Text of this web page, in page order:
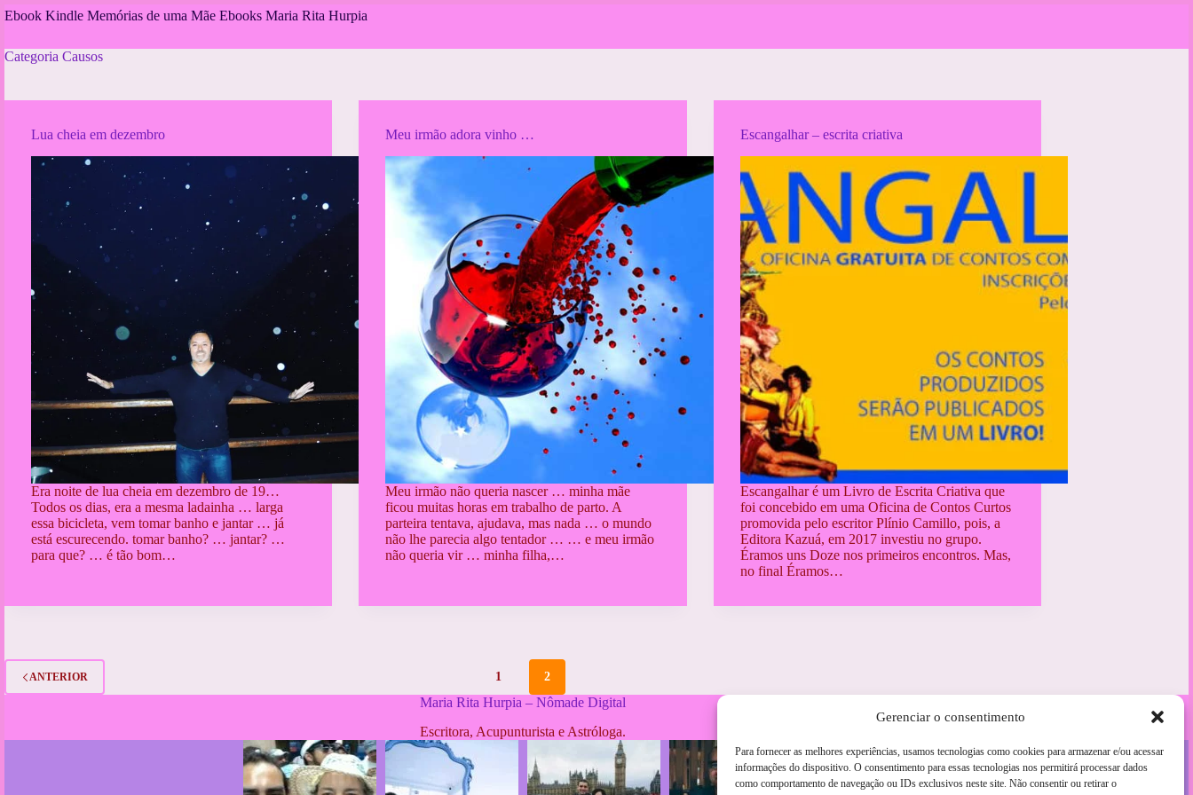
Gerenciar o consentimento
Para fornecer as melhores experiências, usamos tecnologias como cookies para armazenar e/ou acessar
informações do dispositivo. O consentimento para essas tecnologias nos permitirá processar dados
como comportamento de navegação ou IDs exclusivos neste site. Não consentir ou retirar o
Pular
conteúdo
Ebook Kindle Memórias de uma Mãe Ebooks Maria Rita Hurpia
Categoria Causos
Lua cheia em dezembro
Era noite de lua cheia em dezembro de 19…
Todos os dias, era a mesma ladainha … larga
essa bicicleta, vem tomar banho e jantar … já
está escurecendo. tomar banho? … jantar? …
para que? … é tão bom…
Meu irmão adora vinho …
Meu irmão não queria nascer … minha mãe
ficou muitas horas em trabalho de parto. A
parteira tentava, ajudava, mas nada … o mundo
não lhe parecia algo tentador … … e meu irmão
não queria vir … minha filha,…
Escangalhar – escrita criativa
Escangalhar é um Livro de Escrita Criativa que
foi concebido em uma Oficina de Contos Curtos
promovida pelo escritor Plínio Camillo, pois, a
Editora Kazuá, em 2017 investiu no grupo.
Éramos uns Doze nos primeiros encontros. Mas,
no final Éramos…
ANTERIOR 1 2
Maria Rita Hurpia – Nômade Digital
Escritora, Acupunturista e Astróloga.